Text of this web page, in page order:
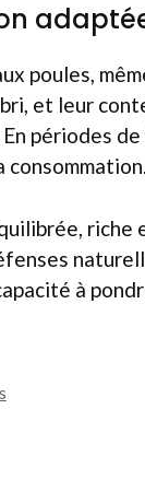
poules,
et leur
périodes
riche
à